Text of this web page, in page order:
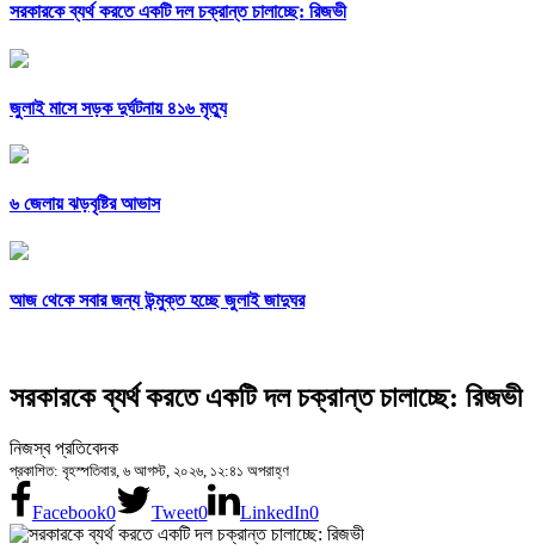
সরকারকে ব্যর্থ করতে একটি দল চক্রান্ত চালাচ্ছে: রিজভী
জুলাই মাসে সড়ক দুর্ঘটনায় ৪১৬ মৃত্যু
৬ জেলায় ঝড়বৃষ্টির আভাস
আজ থেকে সবার জন্য উন্মুক্ত হচ্ছে জুলাই জাদুঘর
সরকারকে ব্যর্থ করতে একটি দল চক্রান্ত চালাচ্ছে: রিজভী
নিজস্ব প্রতিবেদক
প্রকাশিত: বৃহস্পতিবার, ৬ আগস্ট, ২০২৬, ১২:৪১ অপরাহ্ণ
Facebook0 Tweet0 LinkedIn0